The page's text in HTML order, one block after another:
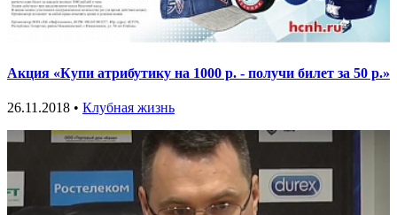
Акция «Купи атрибутику на 1000 р. - получи билет за 50 р.»
26.11.2018 • Клубная жизнь